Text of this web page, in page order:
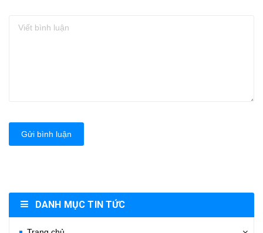
Gửi bình luận
DANH MỤC TIN TỨC